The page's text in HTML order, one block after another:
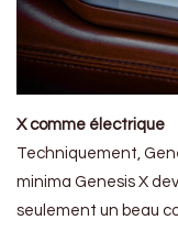
X comme électrique
Techniquement,
minima Genesis X
seulement un beau